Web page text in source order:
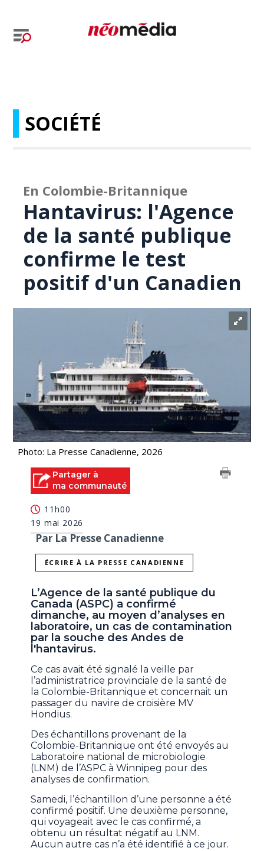
SOCIÉTÉ
En Colombie-Britannique
Hantavirus: l'Agence
de la santé publique
confirme le test
positif d'un Canadien
Photo: La Presse Canadienne, 2026
Partager à
ma communauté
11h00
19 mai 2026
Par La Presse Canadienne
ÉCRIRE À LA PRESSE CANADIENNE
L’Agence de la santé publique du
Canada (ASPC) a confirmé
dimanche, au moyen d’analyses en
laboratoire, un cas de contamination
par la souche des Andes de
l'hantavirus.
Ce cas avait été signalé la veille par
l’administratrice provinciale de la santé de
la Colombie-Britannique et concernait un
passager du navire de croisière MV
Hondius.
Des échantillons provenant de la
Colombie-Britannique ont été envoyés au
Laboratoire national de microbiologie
(LNM) de l’ASPC à Winnipeg pour des
analyses de confirmation.
Samedi, l’échantillon d’une personne a été
confirmé positif. Une deuxième personne,
qui voyageait avec le cas confirmé, a
obtenu un résultat négatif au LNM.
Aucun autre cas n’a été identifié à ce jour.